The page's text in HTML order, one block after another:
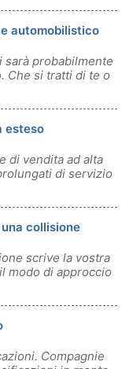
automobilistico
sarà probabilmente
Che si tratti di te o
esteso
di vendita ad alta
di servizio
collisione
scrive la vostra
modo di approccio
Compagnie